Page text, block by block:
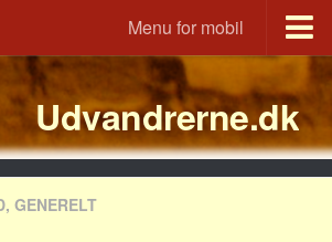
Menu for mobil
Udvandrerne.dk
GENERELT